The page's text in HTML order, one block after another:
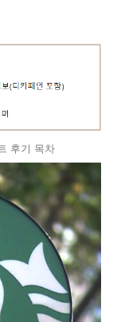
후기 목차